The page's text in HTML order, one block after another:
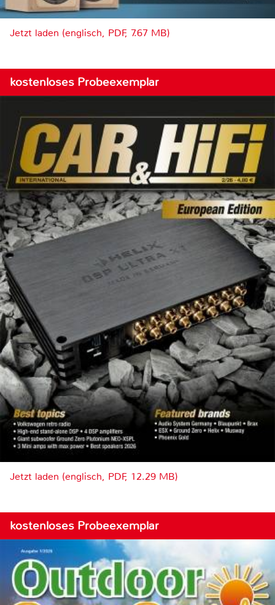
Jetzt laden (englisch, PDF, 7.67 MB)
kostenloses Probeexemplar
Jetzt laden (englisch, PDF, 12.29 MB)
kostenloses Probeexemplar